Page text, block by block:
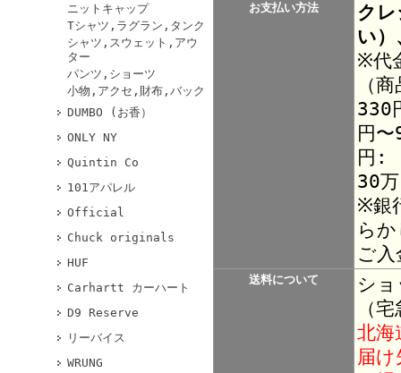
ニットキャップ
Tシャツ,ラグラン,タンク
シャツ,スウェット,アウ
ター
パンツ,ショーツ
小物,アクセ,財布,バック
DUMBO (お香）
ONLY NY
Quintin Co
101アパレル
Official
Chuck originals
HUF
Carhartt カーハート
D9 Reserve
リーバイス
WRUNG
お支払い方法
ク
い）
※代
（
330
円
円:
30
※銀
ら
ご
送料について
シ
（
北海
届